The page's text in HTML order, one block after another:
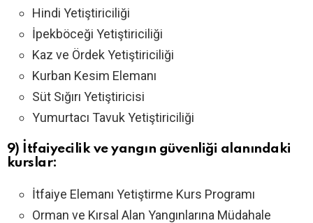
Hindi Yetiştiriciliği
İpekböceği Yetiştiriciliği
Kaz ve Ördek Yetiştiriciliği
Kurban Kesim Elemanı
Süt Sığırı Yetiştiricisi
Yumurtacı Tavuk Yetiştiriciliği
9) İtfaiyecilik ve yangın güvenliği alanındaki
kurslar:
İtfaiye Elemanı Yetiştirme Kurs Programı
Orman ve Kırsal Alan Yangınlarına Müdahale